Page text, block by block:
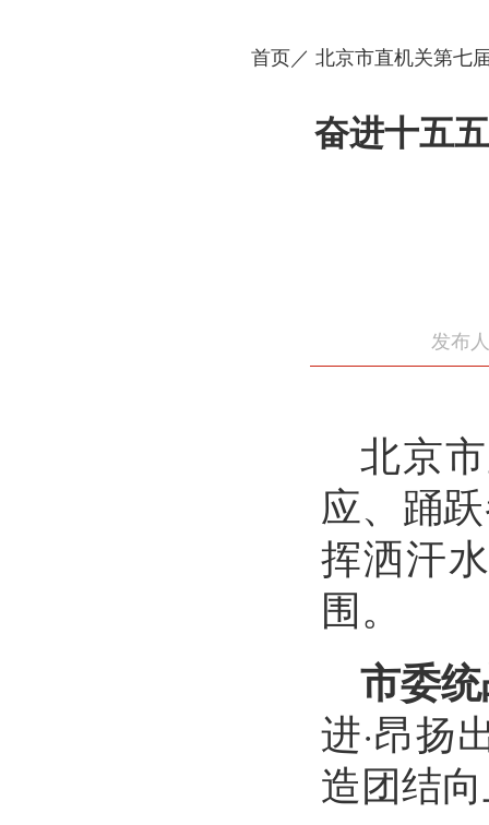
首页／ 北京市直机关第七
奋进十五
发布
北京
应、踊
挥洒汗
围。
市委
进·昂扬
造团结